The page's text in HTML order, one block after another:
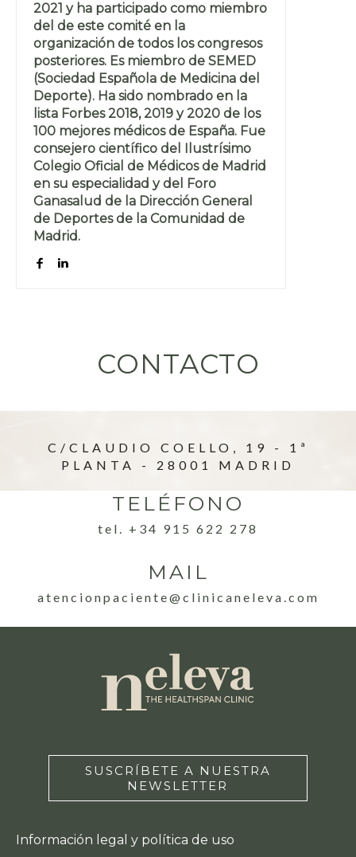
2021 y ha participado como miembro
del de este comité en la
organización de todos los congresos
posteriores. Es miembro de SEMED
(Sociedad Española de Medicina del
Deporte). Ha sido nombrado en la
lista Forbes 2018, 2019 y 2020 de los
100 mejores médicos de España. Fue
consejero científico del Ilustrísimo
Colegio Oficial de Médicos de Madrid
en su especialidad y del Foro
Ganasalud de la Dirección General
de Deportes de la Comunidad de
Madrid.
CONTACTO
C/CLAUDIO COELLO, 19 - 1ª
PLANTA - 28001 MADRID
TELÉFONO
tel. +34 915 622 278
MAIL
atencionpaciente@clinicaneleva.com
SUSCRÍBETE A NUESTRA
NEWSLETTER
Información legal y política de uso